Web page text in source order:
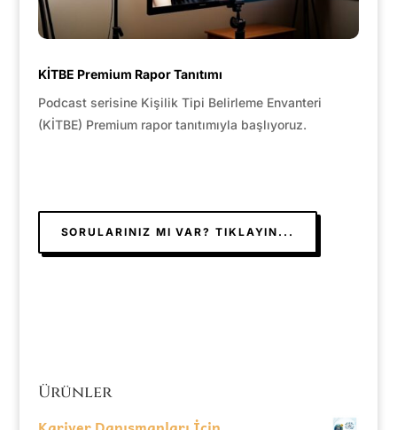
KİTBE Premium Rapor Tanıtımı
Podcast serisine Kişilik Tipi Belirleme Envanteri
(KİTBE) Premium rapor tanıtımıyla başlıyoruz.
SORULARINIZ MI VAR? TIKLAYIN...
Ürünler